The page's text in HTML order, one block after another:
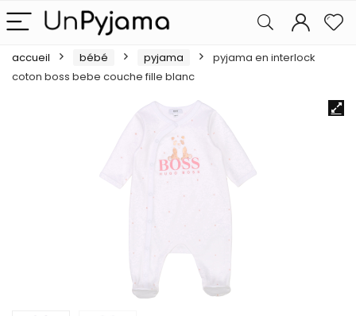
accueil bébé pyjama
pyjama en interlock
coton boss bebe couche fille blanc